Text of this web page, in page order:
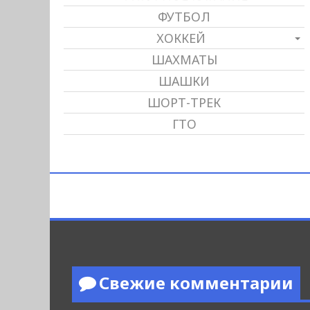
ФУТБОЛ
ХОККЕЙ
ШАХМАТЫ
ШАШКИ
ШОРТ-ТРЕК
ГТО
Свежие комментарии